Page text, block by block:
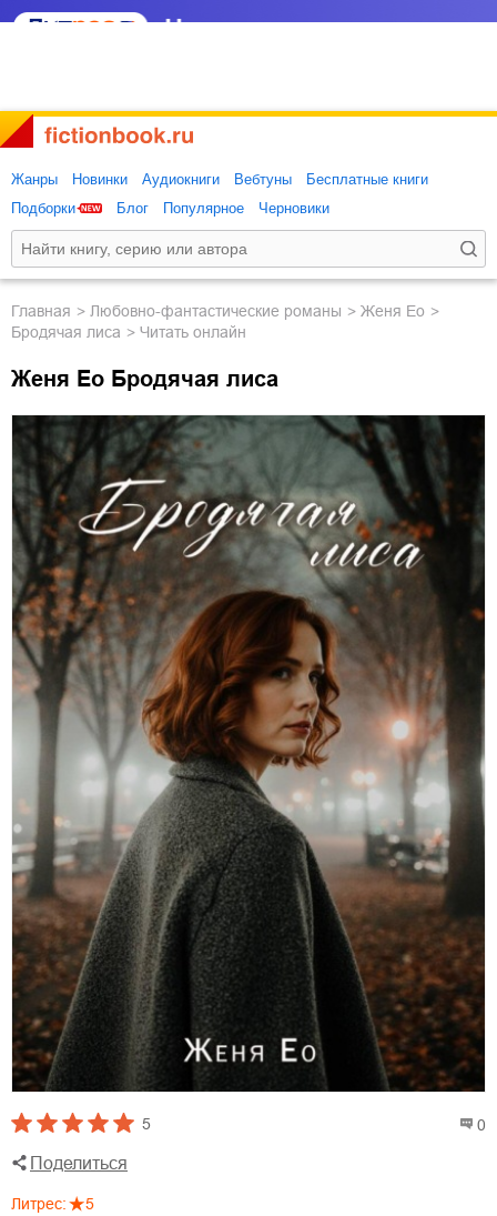
Жанры Новинки Аудиокниги Вебтуны
Бесплатные книги
Подборки
Блог Популярное Черновики
Главная любовно-фантастические романы
Женя Ео
Бродячая лиса
Читать онлайн
Женя Ео Бродячая лиса
5 0
Поделиться
Литрес: 5